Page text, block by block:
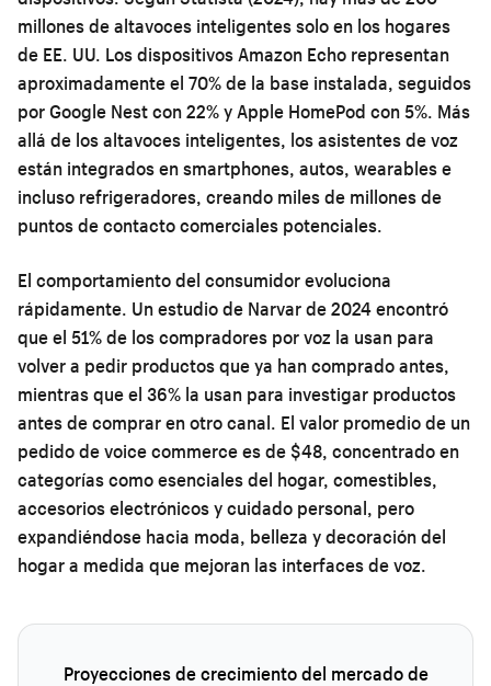
millones de altavoces inteligentes solo en los hogares
de EE. UU. Los dispositivos Amazon Echo representan
aproximadamente el 70% de la base instalada, seguidos
por Google Nest con 22% y Apple HomePod con 5%. Más
allá de los altavoces inteligentes, los asistentes de voz
están integrados en smartphones, autos, wearables e
incluso refrigeradores, creando miles de millones de
puntos de contacto comerciales potenciales.
El comportamiento del consumidor evoluciona
rápidamente. Un estudio de Narvar de 2024 encontró
que el 51% de los compradores por voz la usan para
volver a pedir productos que ya han comprado antes,
mientras que el 36% la usan para investigar productos
antes de comprar en otro canal. El valor promedio de un
pedido de voice commerce es de $48, concentrado en
categorías como esenciales del hogar, comestibles,
accesorios electrónicos y cuidado personal, pero
expandiéndose hacia moda, belleza y decoración del
hogar a medida que mejoran las interfaces de voz.
Proyecciones de crecimiento del mercado de